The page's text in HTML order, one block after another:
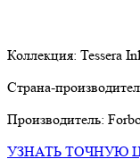
Коллекция: Tessera
Страна-
Производитель:
УЗНАТЬ ТОЧНУЮ